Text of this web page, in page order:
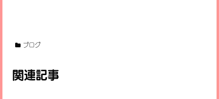
ブログ
関連記事